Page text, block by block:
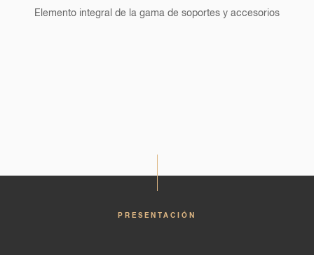
Elemento integral de la gama de soportes y accesorios
PRESENTACIÓN